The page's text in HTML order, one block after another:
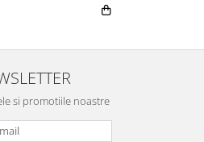
si promotiile noastre